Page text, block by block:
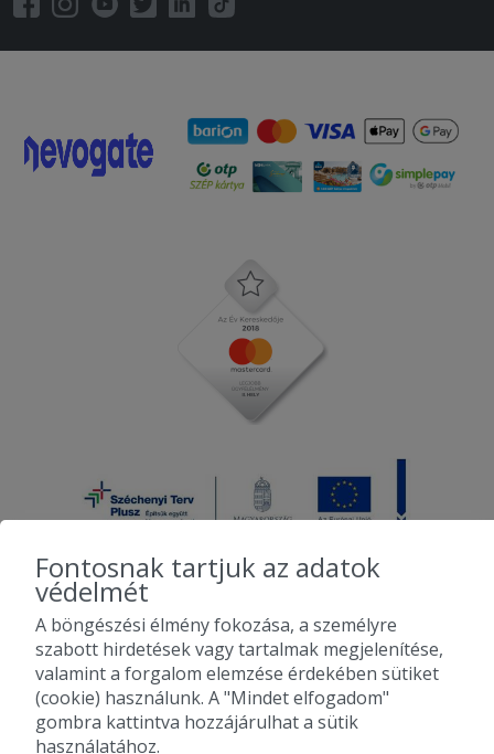
2010-2026 Copyright - Falatozz.hu - Diston-line Kft.
Pizza, gyros, hamburger, menük kedvező áron, egy helyen az összes
étterem ajánlata.
Fontosnak tartjuk az adatok
védelmét
A böngészési élmény fokozása, a személyre
szabott hirdetések vagy tartalmak megjelenítése,
valamint a forgalom elemzése érdekében sütiket
(cookie) használunk. A "Mindet elfogadom"
gombra kattintva hozzájárulhat a sütik
használatához.